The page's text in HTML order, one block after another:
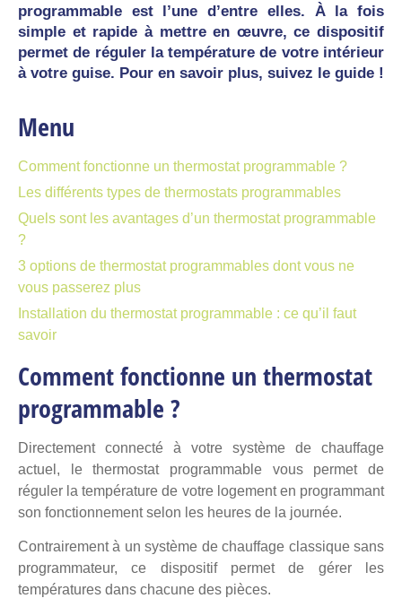
programmable est l’une d’entre elles. À la fois
simple et rapide à mettre en œuvre, ce dispositif
permet de réguler la température de votre intérieur
à votre guise. Pour en savoir plus, suivez le guide !
Menu
Comment fonctionne un thermostat programmable ?
Les différents types de thermostats programmables
Quels sont les avantages d’un thermostat programmable
?
3 options de thermostat programmables dont vous ne
vous passerez plus
Installation du thermostat programmable : ce qu’il faut
savoir
Comment fonctionne un thermostat
programmable ?
Directement connecté à votre système de chauffage
actuel, le thermostat programmable vous permet de
réguler la température de votre logement en programmant
son fonctionnement selon les heures de la journée.
Contrairement à un système de chauffage classique sans
programmateur, ce dispositif permet de gérer les
températures dans chacune des pièces.